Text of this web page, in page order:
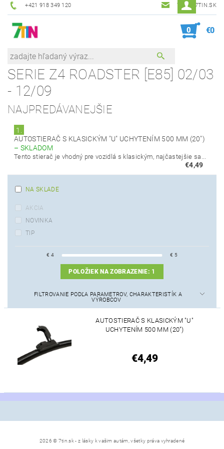
+421 918 349 120 7TIN@7TIN.SK
0 €0
SERIE Z4 ROADSTER [E85] 02/03
- 12/09
NAJPREDÁVANEJŠIE
1.
AUTOSTIERAČ S KLASICKÝM "U" UCHYTENÍM 500 MM (20")
– SKLADOM
Tento stierač je vhodný pre vozidlá s klasickým, najčastejšie sa...
€4,49
NA SKLADE
AKCIA
NOVINKA
TIP
€ 4 € 5
POLOŽIEK NA ZOBRAZENIE: 1
FILTROVANIE PODĽA PARAMETROV, CHARAKTERISTÍK A
VÝROBCOV
AUTOSTIERAČ S KLASICKÝM "U"
UCHYTENÍM 500 MM (20")
€4,49
2026 © 7tin.sk - z lásky k vašim autám, všetky práva vyhradené